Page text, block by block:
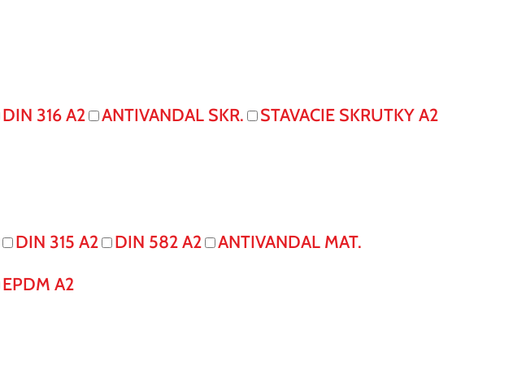
DIN 316 A2 ANTIVANDAL SKR.
STAVACIE SKRUTKY A2
DIN 315 A2 DIN 582 A2
ANTIVANDAL MAT.
EPDM A2